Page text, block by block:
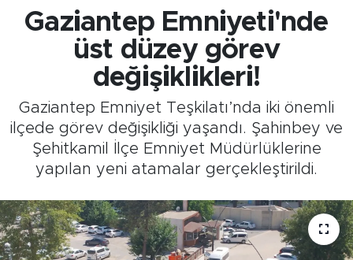
Gaziantep Emniyeti'nde
üst düzey görev
değişiklikleri!
Gaziantep Emniyet Teşkilatı’nda iki önemli
ilçede görev değişikliği yaşandı. Şahinbey ve
Şehitkamil İlçe Emniyet Müdürlüklerine
yapılan yeni atamalar gerçekleştirildi.
Tüm Manşetler
Son Dakika Haberleri
Haber Arşivi